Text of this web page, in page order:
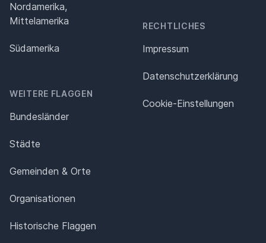
Nordamerika,
Mittelamerika
Südamerika
WEITERE FLAGGEN
Bundesländer
Städte
Gemeinden & Orte
Organisationen
Historische Flaggen
RECHTLICHES
Impressum
Datenschutz­erklärung
Cookie-Einstellungen